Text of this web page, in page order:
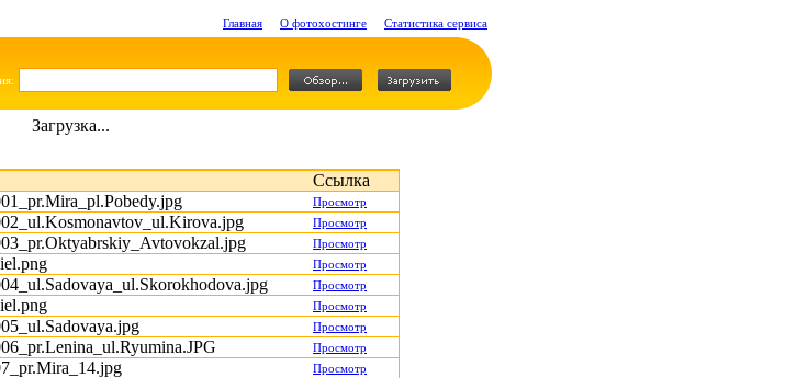
Главная О фотохостинге Статистика сервиса
Загрузка...
Ссылка
Просмотр
Просмотр
Просмотр
Просмотр
Просмотр
Просмотр
Просмотр
Просмотр
Просмотр